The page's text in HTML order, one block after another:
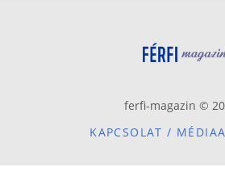
ferfi-magazin ©
KAPCSOLAT /